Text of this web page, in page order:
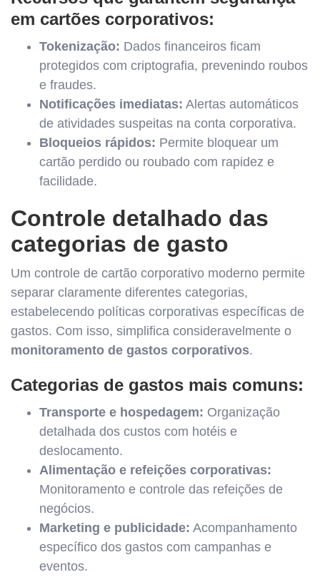
em cartões corporativos:
Tokenização: Dados financeiros ficam
protegidos com criptografia, prevenindo roubos
e fraudes.
Notificações imediatas: Alertas automáticos
de atividades suspeitas na conta corporativa.
Bloqueios rápidos: Permite bloquear um
cartão perdido ou roubado com rapidez e
facilidade.
Controle detalhado das
categorias de gasto
Um controle de cartão corporativo moderno permite
separar claramente diferentes categorias,
estabelecendo políticas corporativas específicas de
gastos. Com isso, simplifica consideravelmente o
monitoramento de gastos corporativos.
Categorias de gastos mais comuns:
Transporte e hospedagem: Organização
detalhada dos custos com hotéis e
deslocamento.
Alimentação e refeições corporativas:
Monitoramento e controle das refeições de
negócios.
Marketing e publicidade: Acompanhamento
específico dos gastos com campanhas e
eventos.